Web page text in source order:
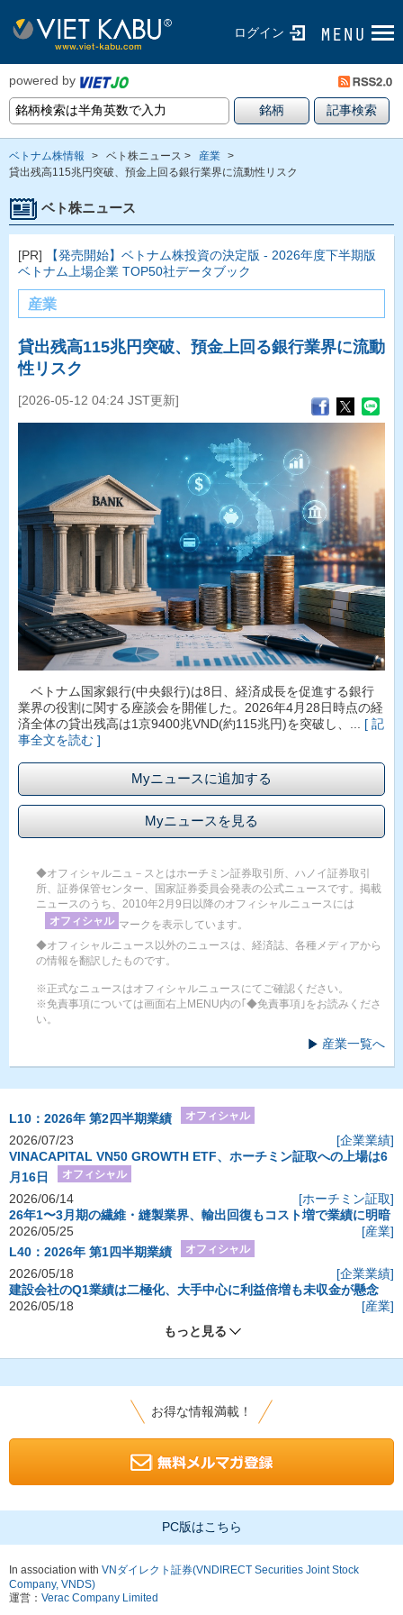
ログイン
powered by
ベトナム株情報 > ベト株ニュース > 産業 >
貸出残高115兆円突破、預金上回る銀行業界に流動性リスク
ベト株ニュース
[PR]
【発売開始】ベトナム株投資の決定版 - 2026年度下半期版
ベトナム上場企業 TOP50社データブック
産業
貸出残高115兆円突破、預金上回る銀行業界に流動
性リスク
[2026-05-12 04:24 JST更新]
ベトナム国家銀行(中央銀行)は8日、経済成長を促進する銀行
業界の役割に関する座談会を開催した。2026年4月28日時点の経
済全体の貸出残高は1京9400兆VND(約115兆円)を突破し、... [ 記
事全文を読む ]
Myニュースに追加する
Myニュースを見る
◆オフィシャルニュ－スとはホーチミン証券取引所、ハノイ証券取引
所、証券保管センター、国家証券委員会発表の公式ニュースです。掲載
ニュースのうち、2010年2月9日以降のオフィシャルニュースには
オフィシャル マークを表示しています。
◆オフィシャルニュース以外のニュースは、経済誌、各種メディアから
の情報を翻訳したものです。
※正式なニュースはオフィシャルニュースにてご確認ください。
※免責事項については画面右上MENU内の｢◆免責事項｣をお読みくださ
い。
産業一覧へ
L10：2026年 第2四半期業績 オフィシャル
2026/07/23
[企業業績]
VINACAPITAL VN50 GROWTH ETF、ホーチミン証取への上場は6
月16日
オフィシャル
2026/06/14
[ホーチミン証取]
26年1〜3月期の繊維・縫製業界、輸出回復もコスト増で業績に明暗
2026/05/25
[産業]
L40：2026年 第1四半期業績
オフィシャル
2026/05/18
[企業業績]
建設会社のQ1業績は二極化、大手中心に利益倍増も未収金が懸念
2026/05/18
[産業]
もっと見る
お得な情報満載！
PC版はこちら
In association with VNダイレクト証券(VNDIRECT Securities Joint Stock
Company, VNDS)
運営： Verac Company Limited